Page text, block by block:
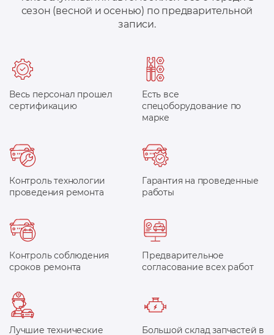
сезон (весной и осенью) по предварительной
записи.
Весь персонал прошел
сертификацию
Есть все
спецоборудование по
марке
Контроль технологии
проведения ремонта
Гарантия на проведенные
работы
Контроль соблюдения
сроков ремонта
Предварительное
согласование всех работ
Лучшие технические
Большой склад запчастей в